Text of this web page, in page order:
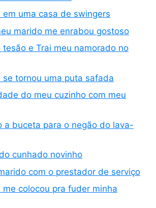
em uma casa de swingers
marido me enrabou gostoso
tesão e Trai meu namorado no
se tornou uma puta safada
do meu cuzinho com meu
a buceta para o negão do lava-
cunhado novinho
com o prestador de serviço
me colocou pra fuder minha